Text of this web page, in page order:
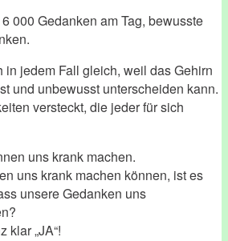
000 Gedanken am Tag, bewusste
in jedem Fall gleich, weil das Gehirn
und unbewusst unterscheiden kann.
versteckt, die jeder für sich
uns krank machen.
uns krank machen können, ist es
unsere Gedanken uns
klar „JA“!